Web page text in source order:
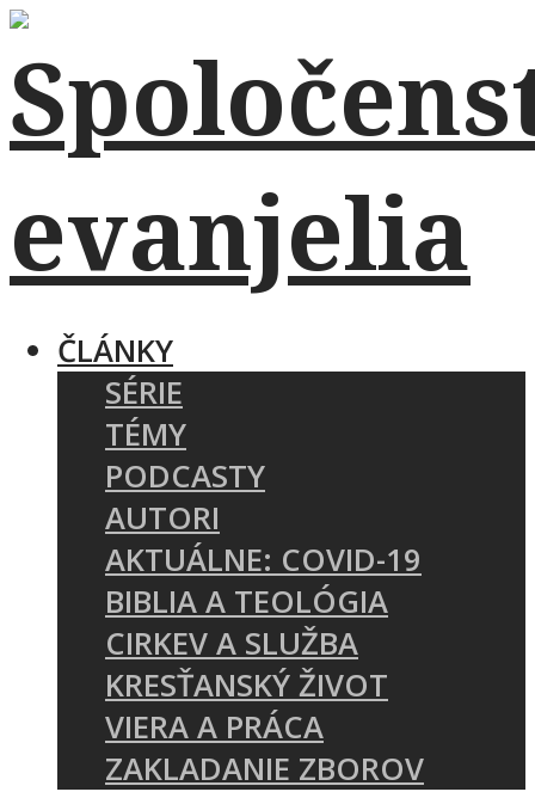
ČLÁNKY
SÉRIE
TÉMY
PODCASTY
AUTORI
AKTUÁLNE: COVID-19
BIBLIA A TEOLÓGIA
CIRKEV A SLUŽBA
KRESŤANSKÝ ŽIVOT
VIERA A PRÁCA
ZAKLADANIE ZBOROV